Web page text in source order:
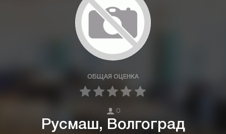
ОБЩАЯ ОЦЕНКА
0
Русмаш, Волгоград